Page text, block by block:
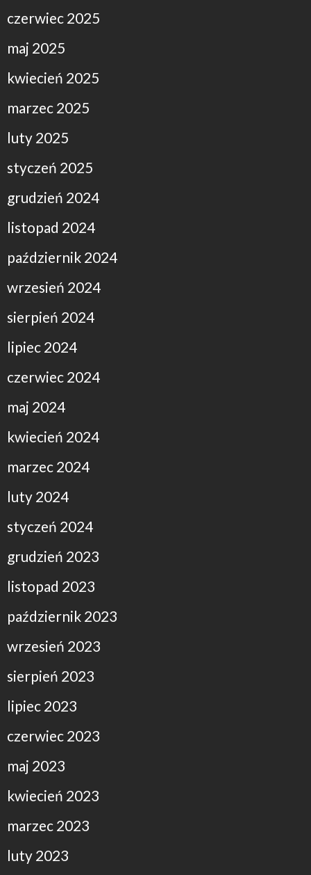
czerwiec 2025
maj 2025
kwiecień 2025
marzec 2025
luty 2025
styczeń 2025
grudzień 2024
listopad 2024
październik 2024
wrzesień 2024
sierpień 2024
lipiec 2024
czerwiec 2024
maj 2024
kwiecień 2024
marzec 2024
luty 2024
styczeń 2024
grudzień 2023
listopad 2023
październik 2023
wrzesień 2023
sierpień 2023
lipiec 2023
czerwiec 2023
maj 2023
kwiecień 2023
marzec 2023
luty 2023